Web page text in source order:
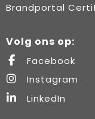
Brandportal
Volg ons op:
Facebook
Instagram
LinkedIn